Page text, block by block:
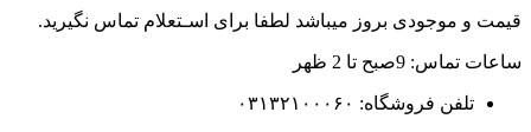
قیمت و موجودی بروز میباشد لطفا برای اسـتعلام تماس نگیرید.
ساعات تماس: 9صبح تا 2 ظهر
تلفن فروشگاه: ۰۳۱۳۲۱۰۰۰۶۰